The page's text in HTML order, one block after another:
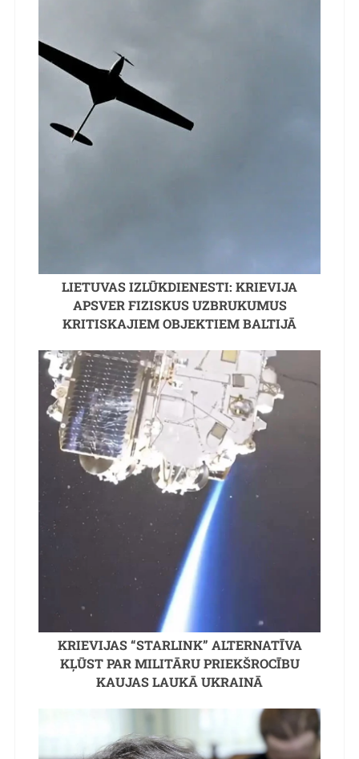
LIETUVAS IZLŪKDIENESTI: KRIEVIJA
APSVER FIZISKUS UZBRUKUMUS
KRITISKAJIEM OBJEKTIEM BALTIJĀ
KRIEVIJAS “STARLINK” ALTERNATĪVA
KĻŪST PAR MILITĀRU PRIEKŠROCĪBU
KAUJAS LAUKĀ UKRAINĀ